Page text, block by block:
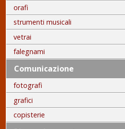
orafi
strumenti musicali
vetrai
falegnami
Comunicazione
fotografi
grafici
copisterie